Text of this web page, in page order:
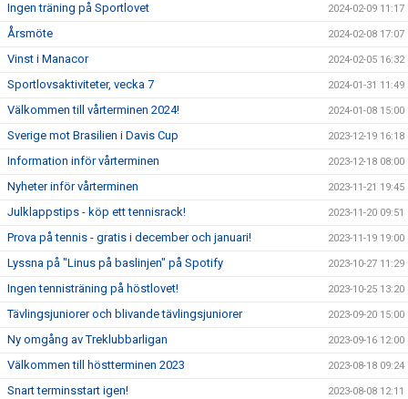
Ingen träning på Sportlovet 2024-02-09 11:17
Årsmöte 2024-02-08 17:07
Vinst i Manacor 2024-02-05 16:32
Sportlovsaktiviteter, vecka 7 2024-01-31 11:49
Välkommen till vårterminen 2024! 2024-01-08 15:00
Sverige mot Brasilien i Davis Cup 2023-12-19 16:18
Information inför vårterminen 2023-12-18 08:00
Nyheter inför vårterminen 2023-11-21 19:45
Julklappstips - köp ett tennisrack! 2023-11-20 09:51
Prova på tennis - gratis i december och januari! 2023-11-19 19:00
Lyssna på "Linus på baslinjen" på Spotify 2023-10-27 11:29
Ingen tennisträning på höstlovet! 2023-10-25 13:20
Tävlingsjuniorer och blivande tävlingsjuniorer 2023-09-20 15:00
Ny omgång av Treklubbarligan 2023-09-16 12:00
Välkommen till höstterminen 2023 2023-08-18 09:24
Snart terminsstart igen! 2023-08-08 12:11